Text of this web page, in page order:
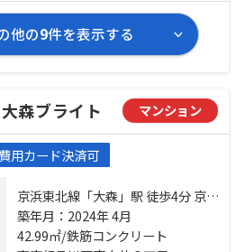
他の9件を表示する
森ブライト マンション
用カード決済可
京浜東北線「大森」駅 徒歩4分 京急
本線「大森海岸」駅 徒歩7分 東京モ
ノレール「大井競馬場前」駅 徒歩
築年月：2024年 4月
42.99㎡/鉄筋コンクリート